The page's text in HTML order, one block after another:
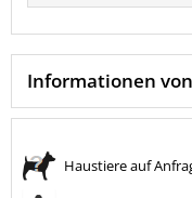
Informationen
Haustiere auf